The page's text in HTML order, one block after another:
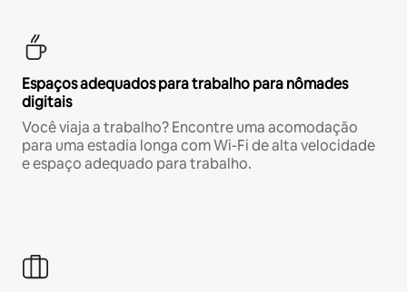
Espaços adequados para trabalho para nômades
digitais
Você viaja a trabalho? Encontre uma acomodação
para uma estadia longa com Wi-Fi de alta velocidade
e espaço adequado para trabalho.